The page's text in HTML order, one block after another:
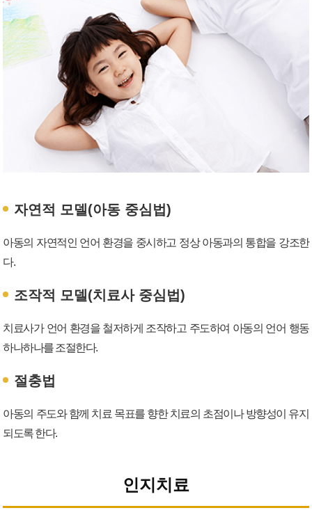
자연적 모델(아동 중심법)
아동의 자연적인 언어 환경을 중시하고 정상 아동과의 통합을 강조한
다.
조작적 모델(치료사 중심법)
치료사가 언어 환경을 철저하게 조작하고 주도하여 아동의 언어 행동
하나하나를 조절한다.
절충법
아동의 주도와 함께 치료 목표를 향한 치료의 초점이나 방향성이 유지
되도록 한다.
인지치료